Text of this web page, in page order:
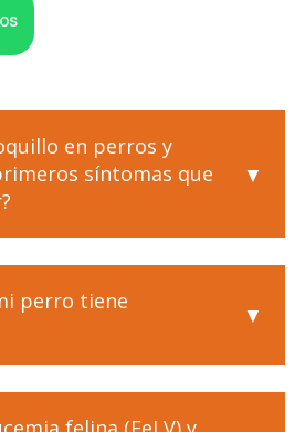
en perros y
síntomas que
perro tiene